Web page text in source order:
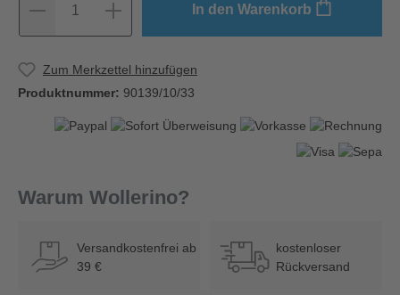
1 In den Warenkorb
Zum Merkzettel hinzufügen
Produktnummer: 90139/10/33
Warum Wollerino?
Versandkostenfrei ab
39 €
kostenloser
Rückversand